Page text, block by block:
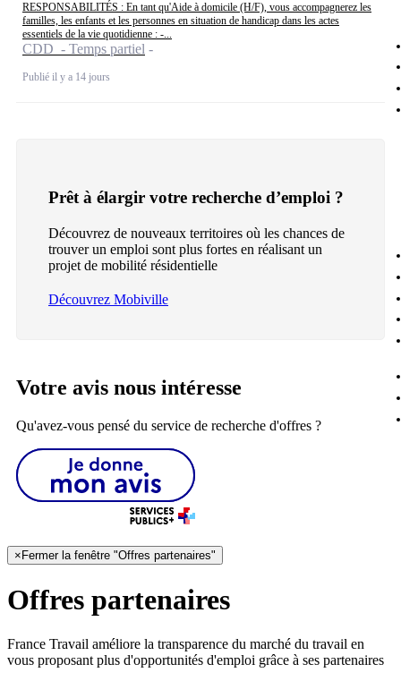
RESPONSABILITÉS : En tant qu'Aide à domicile (H/F), vous accompagnerez les
familles, les enfants et les personnes en situation de handicap dans les actes
essentiels de la vie quotidienne : -...
CDD - Temps partiel
Publié il y a 14 jours
Prêt à élargir votre recherche d’emploi ?
Découvrez de nouveaux territoires où les chances de
trouver un emploi sont plus fortes en réalisant un
projet de mobilité résidentielle
Découvrez Mobiville
Votre avis nous intéresse
Qu'avez-vous pensé du service de recherche d'offres ?
× Fermer la fenêtre "Offres partenaires"
Offres partenaires
France Travail améliore la transparence du marché du travail en
vous proposant plus d'opportunités d'emploi grâce à ses partenaires